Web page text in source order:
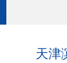
天津